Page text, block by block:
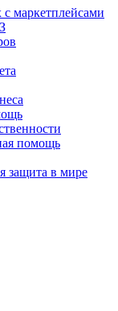
маркетплейсами
помощь
защита в мире